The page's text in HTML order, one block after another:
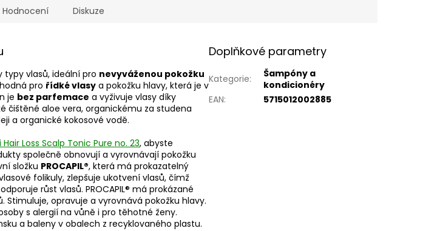
Hodnocení Diskuze
vlasů, ideální pro nevyváženou pokožku
pro řídké vlasy a pokožku hlavy, která je v
je bez parfemace a vyživuje vlasy díky
čištěné aloe vera, organickému za studena
a organické kokosové vodě.
Hair Loss Scalp Tonic Pure no. 23, abyste
společně obnovují a vyrovnávají pokožku
složku PROCAPIL®, která má prokazatelný
folikuly, zlepšuje ukotvení vlasů, čímž
růst vlasů. PROCAPIL® má prokázané
Stimuluje, opravuje a vyrovnává pokožku hlavy.
s alergií na vůně i pro těhotné ženy.
a baleny v obalech z recyklovaného plastu.
Doplňkové parametry
Kategorie:
Šampóny a
kondicionéry
EAN: 5715012002885